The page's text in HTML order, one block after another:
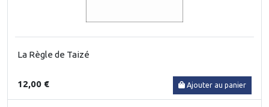
La Règle de Taizé
12,00 € Ajouter au panier